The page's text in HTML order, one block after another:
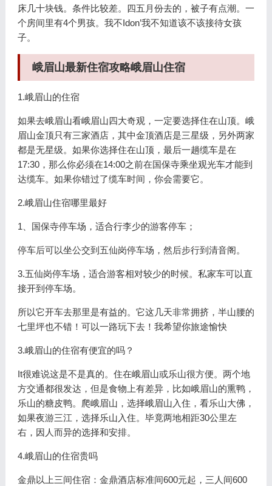
床几十块钱。条件比较差。四五月份去的，被子有点潮。一
个房间里有4个男孩。我不Idon’我不知道该不该接待女孩
子。
峨眉山最新住宿攻略峨眉山住宿
1.峨眉山的住宿
如果去峨眉山看峨眉山四大奇观，一定要选择住在山顶。峨
眉山金顶只有三家酒店，其中金顶酒店是三星级，另外两家
都是无星级。如果你选择住在山顶，最后一趟缆车是在
17:30，那么你必须在14:00之前在国保寺乘坐观光车才能到
达缆车。如果你错过了缆车时间，你会需要它。
2.峨眉山住宿哪里最好
1、国保寺停车场，适合行李少的游客停车；
停车后可以坐公交到五仙岗停车场，然后步行到清音阁。
3.五仙岗停车场，适合游客相对较少的时候。私家车可以直
接开到停车场。
所以它开车去那里是有益的。它这几天非常拥挤，半山腰的
七里坪也不错！可以一路玩下去！我希望你旅途愉快
3.峨眉山的住宿有便宜的吗？
It很难说这是不是真的。住在峨眉山或乐山很方便。两个地
方交通都很发达，但是食物上有差异，比如峨眉山的熏鸭，
乐山的糖皮鸭。爬峨眉山，选择峨眉山入住，看乐山大佛，
如果夜游三江，选择乐山入住。毕竟两地相距30公里左
右，因人而异的选择和安排。
4.峨眉山的住宿贵吗
金鼎以上三间住宿：金鼎酒店标准间600元起，三人间600